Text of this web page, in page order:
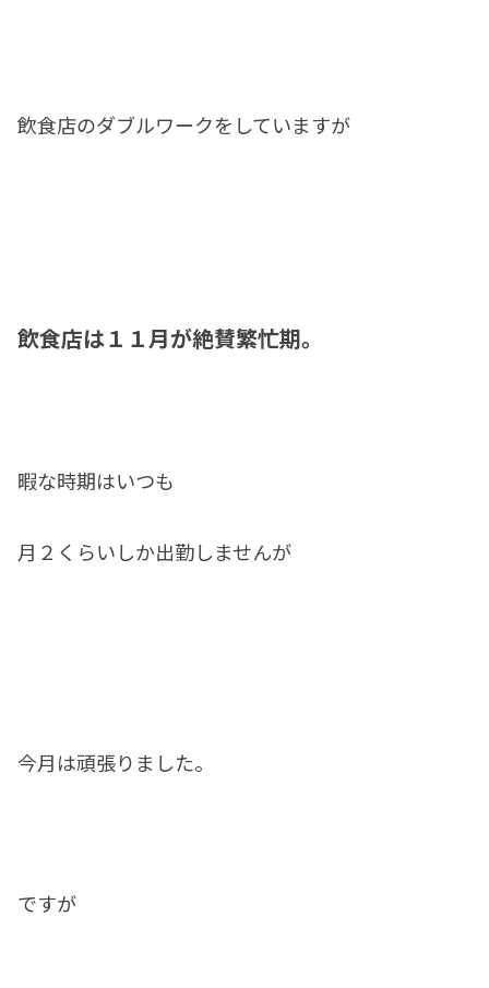
飲食店のダブルワークをしていますが
飲食店は１１月が絶賛繁忙期。
暇な時期はいつも
月２くらいしか出勤しませんが
今月は頑張りました。
ですが